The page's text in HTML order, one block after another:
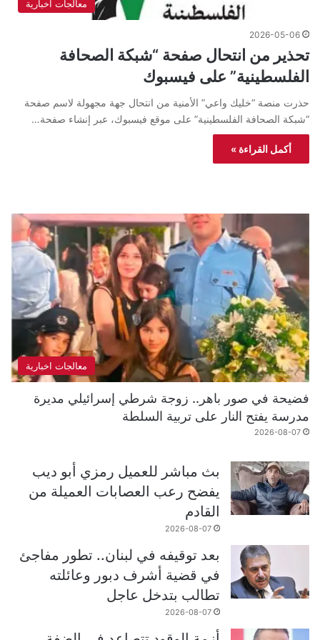
معالجات اخبارية
2026-05-06
تحذير من انتحال صفحة “شبكة الصحافة
الفلسطينية” على فيسبوك
حذرت منصة “خليك واعي” الأمنية من انتحال جهة مجهولة لاسم صفحة
“شبكة الصحافة الفلسطينية” على موقع فيسبوك، عبر إنشاء صفحة…
أكمل القراءة »
معالجات اخبارية
فضيحة في صور باهر.. زوجة شرطي إسرائيلي مديرة
مدرسة يفتح النار على تربية السلطة
2026-08-07
بث مباشر للعميل رمزي أبو ديب
يفضح رعب العصابات العميلة من
القادم
2026-08-07
بعد توقيفه في لبنان.. تطور مفاجئ
في قضية أشرف دبور وعائلته
تطالب بتدخل عاجل
2026-08-07